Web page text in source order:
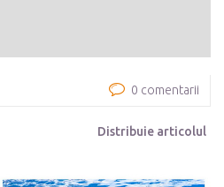
0 comentarii
Distribuie articolul